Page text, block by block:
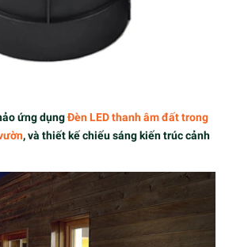
ứng dụngĐèn LED thanh âm đất trong
, và thiết kế chiếu sáng kiến trúc cảnh